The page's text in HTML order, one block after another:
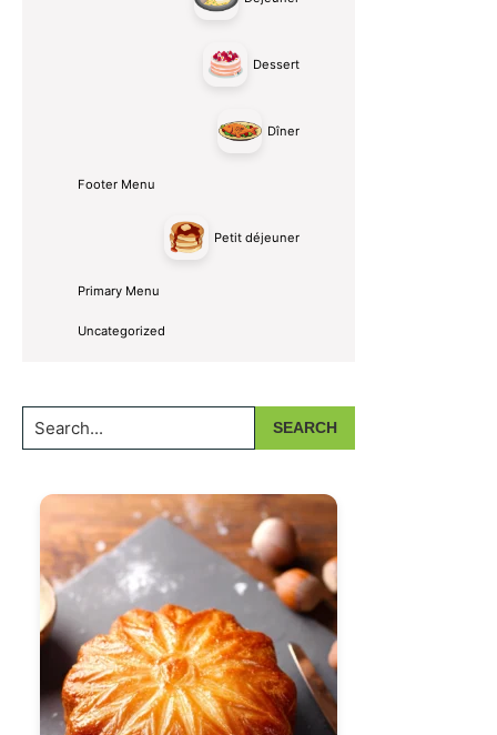
Dessert
Dîner
Footer Menu
Petit déjeuner
Primary Menu
Uncategorized
Search...